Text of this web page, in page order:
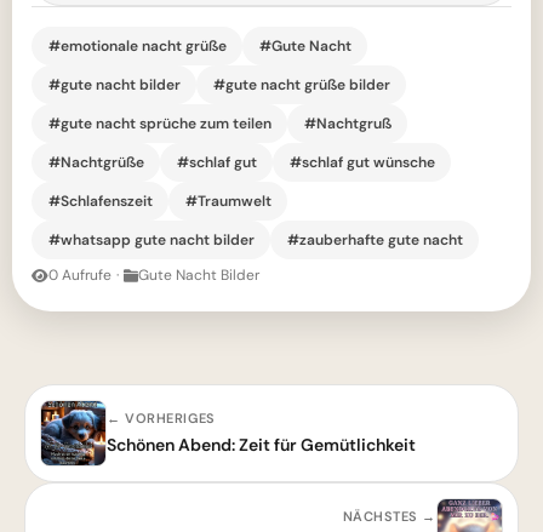
#emotionale nacht grüße
#Gute Nacht
#gute nacht bilder
#gute nacht grüße bilder
#gute nacht sprüche zum teilen
#Nachtgruß
#Nachtgrüße
#schlaf gut
#schlaf gut wünsche
#Schlafenszeit
#Traumwelt
#whatsapp gute nacht bilder
#zauberhafte gute nacht
0 Aufrufe · Gute Nacht Bilder
← VORHERIGES
Schönen Abend: Zeit für Gemütlichkeit
NÄCHSTES →